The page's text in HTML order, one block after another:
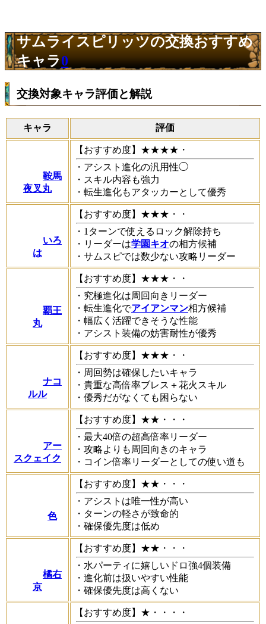
サムライスピリッツの交換おすすめ
キャラ0
交換対象キャラ評価と解説
キャラ 評価
鞍馬
夜叉丸
【おすすめ度】★★★★・
・アシスト進化の汎用性◯
・スキル内容も強力
・転生進化もアタッカーとして優秀
いろ
は
【おすすめ度】★★★・・
・1ターンで使えるロック解除持ち
・リーダーは学園キオの相方候補
・サムスピでは数少ない攻略リーダー
覇王
丸
【おすすめ度】★★★・・
・究極進化は周回向きリーダー
・転生進化でアイアンマン相方候補
・幅広く活躍できそうな性能
・アシスト装備の妨害耐性が優秀
ナコ
ルル
【おすすめ度】★★★・・
・周回勢は確保したいキャラ
・貴重な高倍率ブレス＋花火スキル
・優秀だがなくても困らない
アー
スクェイク
【おすすめ度】★★・・・
・最大40倍の超高倍率リーダー
・攻略よりも周回向きのキャラ
・コイン倍率リーダーとしての使い道も
色
【おすすめ度】★★・・・
・アシストは唯一性が高い
・ターンの軽さが致命的
・確保優先度は低め
橘右
京
【おすすめ度】★★・・・
・水パーティに嬉しいドロ強4個装備
・進化前は扱いやすい性能
・確保優先度は高くない
【おすすめ度】★・・・・